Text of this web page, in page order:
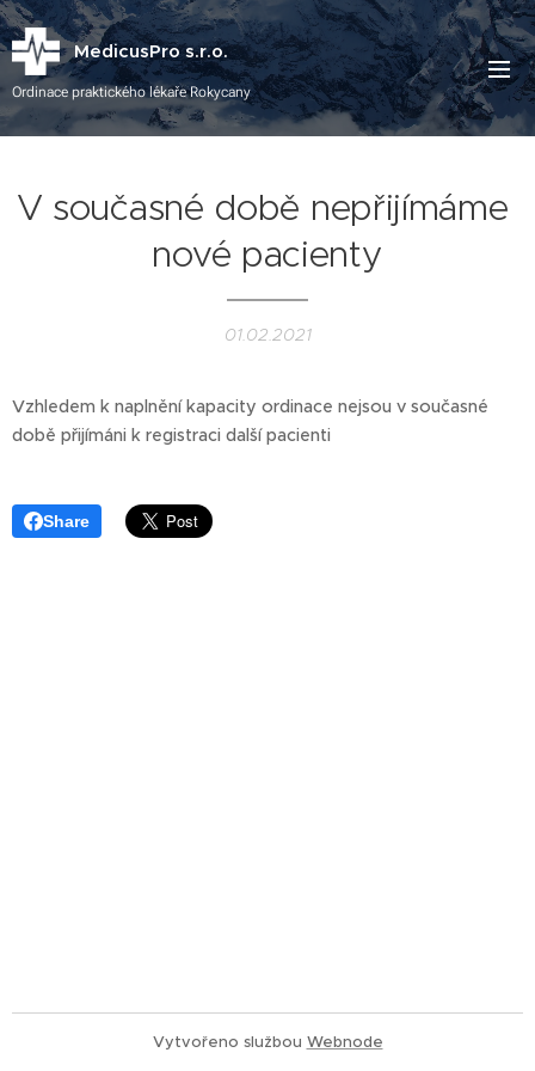
MedicusPro s.r.o.
Ordinace praktického lékaře Rokycany
V současné době nepřijímáme
nové pacienty
01.02.2021
Vzhledem k naplnění kapacity ordinace nejsou v současné
době přijímáni k registraci další pacienti
Share
Vytvořeno službou Webnode